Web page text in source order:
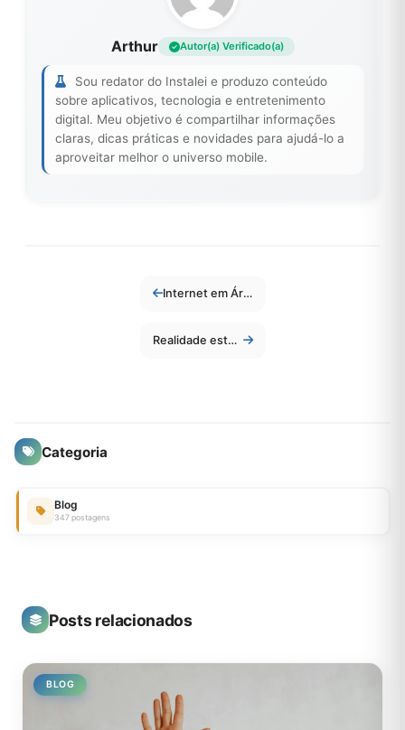
Arthur Autor(a) Verificado(a)
Sou redator do Instalei e produzo conteúdo
sobre aplicativos, tecnologia e entretenimento
digital. Meu objetivo é compartilhar informações
claras, dicas práticas e novidades para ajudá-lo a
aproveitar melhor o universo mobile.
Internet em Áreas Remotas: Como o 5G e Satélites Estão Mudando a Conectividade Rural
Realidade estendida (XR: VR, AR, MR) no cotidiano: aplicações práticas além dos games
Categoria
Blog
347 postagens
Posts relacionados
BLOG